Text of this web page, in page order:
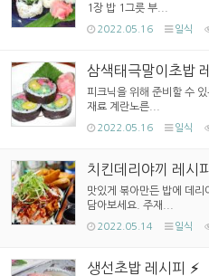
1장 밥 1그릇 부...
2022.05.16 일식
삼색태극말이초밥
피크닉을 위해 준비할 수
재료 계란노른...
2022.05.16 일식
치킨데리야끼 레시피
맛있게 볶아만든 밥에 데리
담아보세요. 주재...
2022.05.14 일식
생선초밥 레시피